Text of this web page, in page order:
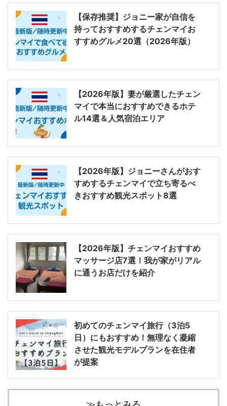
【保存推奨】ジョニー家が自信を
持っておすすめするチェンマイお
すすめグルメ20選（2026年版）
【2026年版】妻が厳選したチェン
マイで本当におすすめできるホテ
ル14選＆人気宿泊エリア
【2026年版】ジョニーさんがおす
すめするチェンマイで立ち寄るべ
きおすすめ観光スポット8選
【2026年版】チェンマイおすすめ
マッサージ店7選！我が家がリアル
に通うお店だけを紹介
初めてのチェンマイ旅行（3泊5
日）にもおすすめ！無理なく凝縮
させた観光モデルプランを在住者
が提案